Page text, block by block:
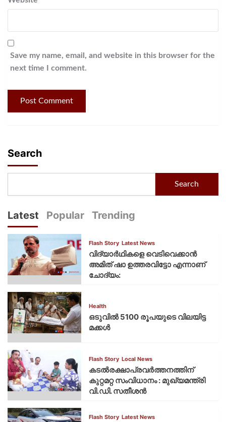
Save my name, email, and website in this browser for the
next time I comment.
Search
Search
Latest Popular Trending
Flash Story Latest News
വിദ്യാര്‍ഥികളെ വെടിവെക്കാന്‍
അമിത് ഷാ ഉത്തരവിട്ടോ എന്നാണ്
ചോദ്യം:
Health
ഒടുവിൽ 5100 രൂപയുടെ വിലയിട്ട
മക്കൾ
Flash Story Local News
കടല്‍രക്ഷാപ്രവര്‍ത്തനത്തിന്
കുറ്റമറ്റ സംവിധാനം : മുഖ്യമന്ത്രി
വി.ഡി. സതീശന്‍
Flash Story Latest News